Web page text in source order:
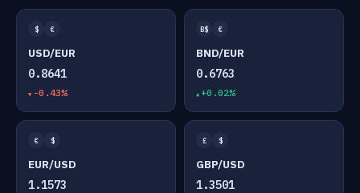
$ €
USD/EUR
0.8641
-0.43%
B$ €
BND/EUR
0.6763
+0.02%
€ $
EUR/USD
1.1573
£ $
GBP/USD
1.3501